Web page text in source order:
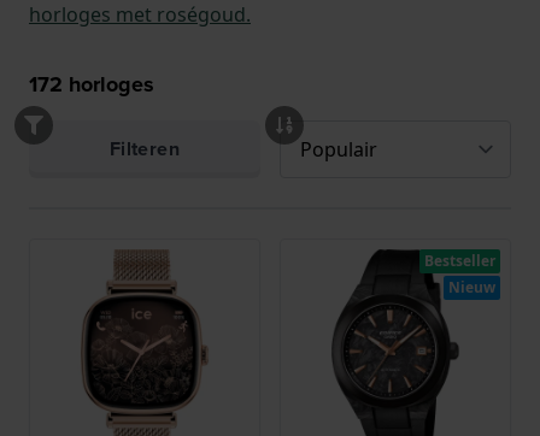
horloges met roségoud.
172 horloges
Filteren
Bestseller
Nieuw